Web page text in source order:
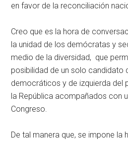
en favor de la reconciliación
Creo que es la hora de
la unidad de los demócratas y
medio de la diversidad, que
posibilidad de un solo candidato
democráticos y de izquierda del
la República acompañados con
Congreso.
De tal manera que, se impone la